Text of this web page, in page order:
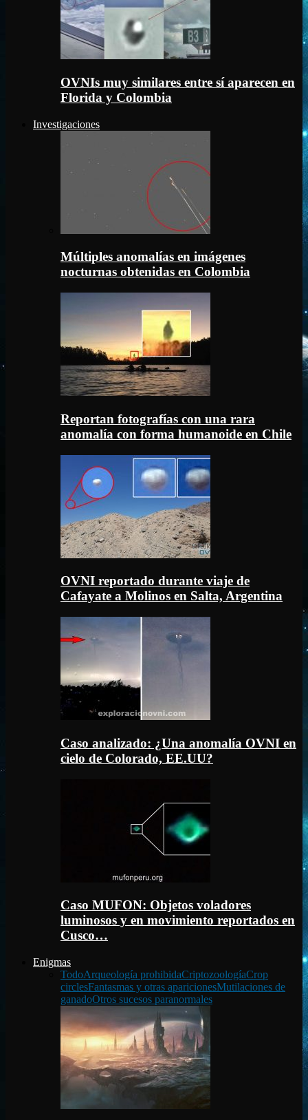
OVNIs muy similares entre sí aparecen en
Florida y Colombia
Investigaciones
Múltiples anomalías en imágenes
nocturnas obtenidas en Colombia
Reportan fotografías con una rara
anomalía con forma humanoide en Chile
OVNI reportado durante viaje de
Cafayate a Molinos en Salta, Argentina
Caso analizado: ¿Una anomalía OVNI en
cielo de Colorado, EE.UU?
Caso MUFON: Objetos voladores
luminosos y en movimiento reportados en
Cusco…
Enigmas
TodoArqueología prohibidaCriptozoologíaCrop
circlesFantasmas y otras aparicionesMutilaciones de
ganadoOtros sucesos paranormales